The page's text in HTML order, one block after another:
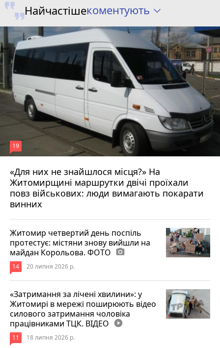
Найчастішекоментують
«Для них не знайшлося місця?» На
Житомирщині маршрутки двічі проїхали
повз військових: люди вимагають покарати
винних
19
17 липня 2026 р.
Житомир четвертий день поспіль
протестує: містяни знову вийшли на
майдан Корольова. ФОТО photo_camera
14 20 липня 2026 р.
«Затримання за лічені хвилини»: у
Житомирі в мережі поширюють відео
силового затримання чоловіка
працівниками ТЦК. ВІДЕО play_circle_filled
11 18 липня 2026 р.